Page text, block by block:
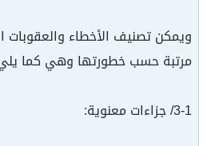
ويمكن تصنيف الأخطاء والعقوبات
مرتبة حسب خطورتها وهي كما
3-1/ جزاءات معنوية: